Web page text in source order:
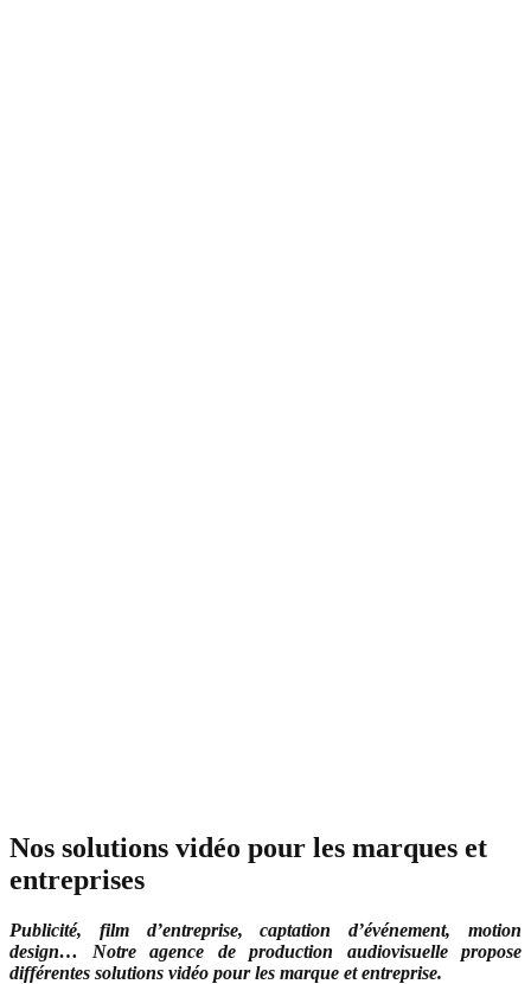
Nos solutions vidéo pour les marques et
entreprises
Publicité, film d’entreprise, captation d’événement, motion
design… Notre agence de production audiovisuelle propose
différentes solutions vidéo pour les marque et entreprise.